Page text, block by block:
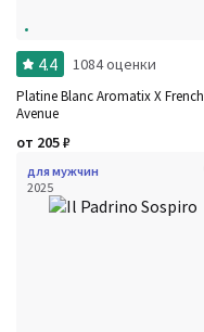
4.4 1084 оценки
Platine Blanc Aromatix X French
Avenue
от 205₽
для мужчин
2025